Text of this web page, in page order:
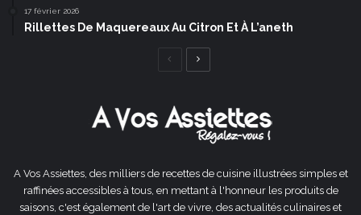
17 février 2026
Rillettes De Maquereaux Au Citron Et À L’aneth
Page
A Vos Assiettes, des milliers de recettes de cuisine illustrées simples et
raffinées accessibles à tous, en mettant à l'honneur les produits de
saisons, c'est également de l'art de vivre, des actualités culinaires et